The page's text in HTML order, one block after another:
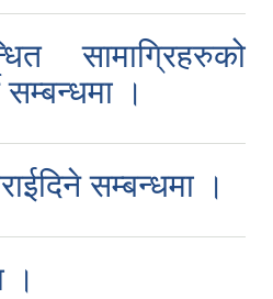
सामाग्रिहरुको
।
सम्बन्धमा ।
।